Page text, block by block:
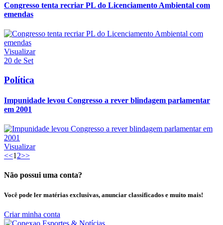
Congresso tenta recriar PL do Licenciamento Ambiental com
emendas
Visualizar
20 de Set
Política
Impunidade levou Congresso a rever blindagem parlamentar
em 2001
Visualizar
<<1 2>>
Não possui uma conta?
Você pode ler matérias exclusivas, anunciar classificados e muito mais!
Criar minha conta